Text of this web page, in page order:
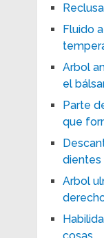
Fluido
Arbol
el
Parte
que
dientes
Arbol